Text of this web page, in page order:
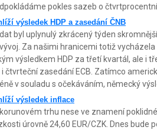
pokles sazeb o
výsledek HDP a zasedání ČNB
byl uplynulý zkrácený týden
Za našimi hranicemi totiž
výsledkem HDP za třetí kvartál, ale i
čtvrteční zasedání ECB. Zatímco
v souladu s očekáváním, německý
výsledek inflace
trhu nese ve znamení
úrovně 24,60 EUR/CZK. Dnes bude